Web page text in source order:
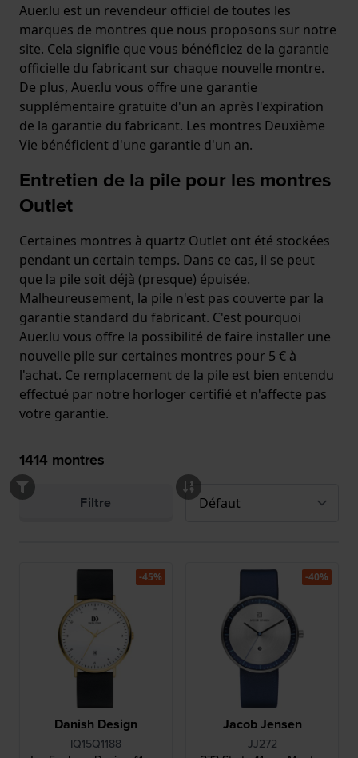
Auer.lu est un revendeur officiel de toutes les
marques de montres que nous proposons sur notre
site. Cela signifie que vous bénéficiez de la garantie
officielle du fabricant sur chaque nouvelle montre.
De plus, Auer.lu vous offre une garantie
supplémentaire gratuite d'un an après l'expiration
de la garantie du fabricant. Les montres Deuxième
Vie bénéficient d'une garantie d'un an.
Entretien de la pile pour les montres
Outlet
Certaines montres à quartz Outlet ont été stockées
pendant un certain temps. Dans ce cas, il se peut
que la pile soit déjà (presque) épuisée.
Malheureusement, la pile n'est pas couverte par la
garantie standard du fabricant. C'est pourquoi
Auer.lu vous offre la possibilité de faire installer une
nouvelle pile sur certaines montres pour 5 € à
l'achat. Ce remplacement de la pile est bien entendu
effectué par notre horloger certifié et n'affecte pas
votre garantie.
1414 montres
Filtre
Danish Design
IQ15Q1188
-45%
Jacob Jensen
JJ272
-40%